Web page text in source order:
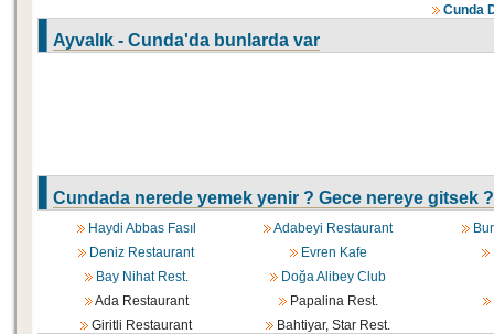
Cunda
Ayvalık - Cunda'da bunlarda var
Cundada nerede yemek yenir ? Gece nereye gitsek
Haydi Abbas Fasıl Adabeyi Restaurant
Deniz Restaurant
Evren Kafe
Bay Nihat Rest.
Doğa Alibey Club
Ada Restaurant
Papalina Rest.
Giritli Restaurant
Bahtiyar, Star Rest.